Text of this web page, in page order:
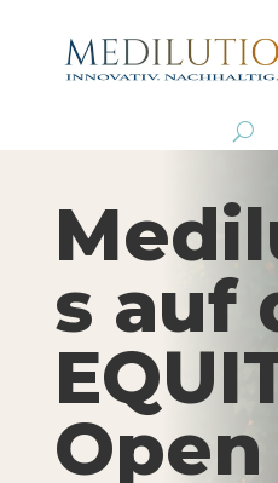
s auf